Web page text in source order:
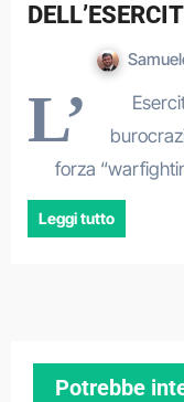
L’
forza
Leggi tutto
Potrebbe